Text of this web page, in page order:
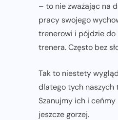
– to nie zważając na
pracy swojego
trenerowi i pójdzie do
trenera. Często bez
Tak to niestety
dlatego tych naszych
Szanujmy ich i
jeszcze gorzej.